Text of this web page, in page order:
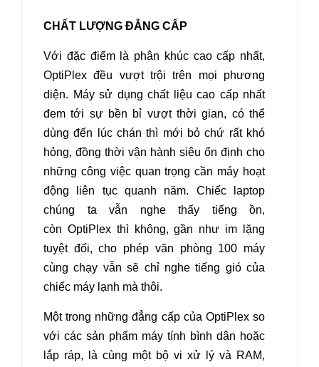
CHẤT LƯỢNG ĐẲNG CẤP
Với đặc điểm là phân khúc cao cấp nhất,
OptiPlex đều vượt trội trên mọi phương
diện. Máy sử dụng chất liệu cao cấp nhất
đem tới sự bền bỉ vượt thời gian, có thể
dùng đến lúc chán thì mới bỏ chứ rất khó
hỏng, đồng thời vận hành siêu ổn định cho
những công việc quan trọng cần máy hoạt
động liên tục quanh năm. Chiếc laptop
chúng ta vẫn nghe thấy tiếng ồn,
còn OptiPlex thì không, gần như im lặng
tuyệt đối, cho phép văn phòng 100 máy
cùng chạy vẫn sẽ chỉ nghe tiếng gió của
chiếc máy lạnh mà thôi.
Một trong những đẳng cấp của OptiPlex so
với các sản phẩm máy tính bình dân hoặc
lắp ráp, là cùng một bộ vi xử lý và RAM,